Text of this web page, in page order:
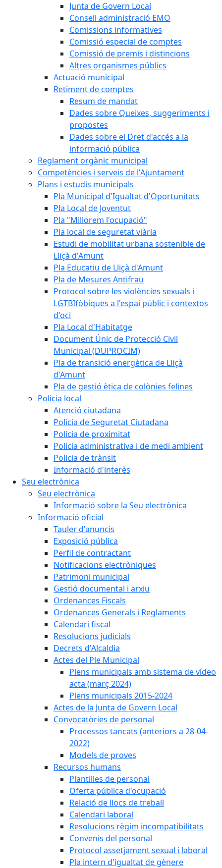
Junta de Govern Local
Consell administració EMO
Comissions informatives
Comissió especial de comptes
Comissió de premis i distincions
Altres organismes públics
Actuació municipal
Retiment de comptes
Resum de mandat
Dades sobre Queixes, suggeriments i
propostes
Dades sobre el Dret d'accés a la
informació pública
Reglament orgànic municipal
Competències i serveis de l'Ajuntament
Plans i estudis municipals
Pla Municipal d'Igualtat d'Oportunitats
Pla Local de Joventut
Pla "Millorem l'ocupació"
Pla local de seguretat viària
Estudi de mobilitat urbana sostenible de
Lliçà d'Amunt
Pla Educatiu de Lliçà d'Amunt
Pla de Mesures Antifrau
Protocol sobre les violències sexuals i
LGTBIfòbiques a l'espai públic i contextos
d'oci
Pla Local d'Habitatge
Document Únic de Protecció Civil
Municipal (DUPROCIM)
Pla de transició energètica de Lliçà
d'Amunt
Pla de gestió ètica de colònies felines
Policia local
Atenció ciutadana
Policia de Seguretat Ciutadana
Policia de proximitat
Policia administrativa i de medi ambient
Policia de trànsit
Informació d'interès
Seu electrònica
Seu electrònica
Informació sobre la Seu electrònica
Informació oficial
Tauler d'anuncis
Exposició pública
Perfil de contractant
Notificacions electròniques
Patrimoni municipal
Gestió documental i arxiu
Ordenances Fiscals
Ordenances Generals i Reglaments
Calendari fiscal
Resolucions judicials
Decrets d'Alcaldia
Actes del Ple Municipal
Plens municipals amb sistema de vídeo
acta (març 2024)
Plens municipals 2015-2024
Actes de la Junta de Govern Local
Convocatòries de personal
Processos tancats (anteriors a 28-04-
2022)
Models de proves
Recursos humans
Plantilles de personal
Oferta pública d'ocupació
Relació de llocs de treball
Calendari laboral
Resolucions règim incompatibilitats
Convenis del personal
Protocol assetjament sexual i laboral
Pla intern d'igualtat de gènere